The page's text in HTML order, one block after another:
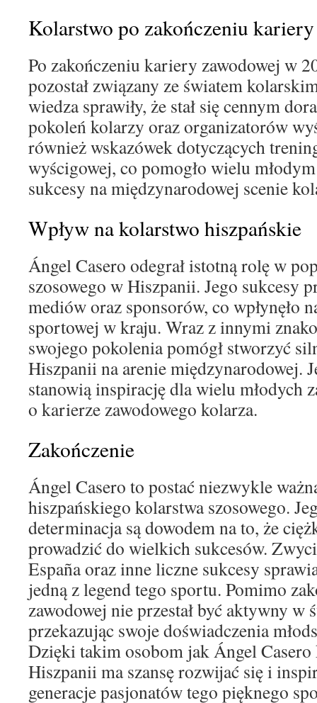
Kolarstwo po zakończeniu kariery
Po zakończeniu kariery zawodowej w
pozostał związany ze światem
wiedza sprawiły, że stał się cennym
pokoleń kolarzy oraz organizatorów
również wskazówek dotyczących
wyścigowej, co pomogło wielu
sukcesy na międzynarodowej scenie
Wpływ na kolarstwo hiszpańskie
Ángel Casero odegrał istotną rolę w
szosowego w Hiszpanii. Jego sukcesy
mediów oraz sponsorów, co wpłynęło
sportowej w kraju. Wraz z innymi
swojego pokolenia pomógł stworzyć
Hiszpanii na arenie międzynarodowej.
stanowią inspirację dla wielu młodych
o karierze zawodowego kolarza.
Zakończenie
Ángel Casero to postać niezwykle
hiszpańskiego kolarstwa szosowego.
determinacja są dowodem na to, że
prowadzić do wielkich sukcesów.
España oraz inne liczne sukcesy
jedną z legend tego sportu. Pomimo
zawodowej nie przestał być aktywny w
przekazując swoje doświadczenia
Dzięki takim osobom jak Ángel Casero
Hiszpanii ma szansę rozwijać się i
generacje pasjonatów tego pięknego